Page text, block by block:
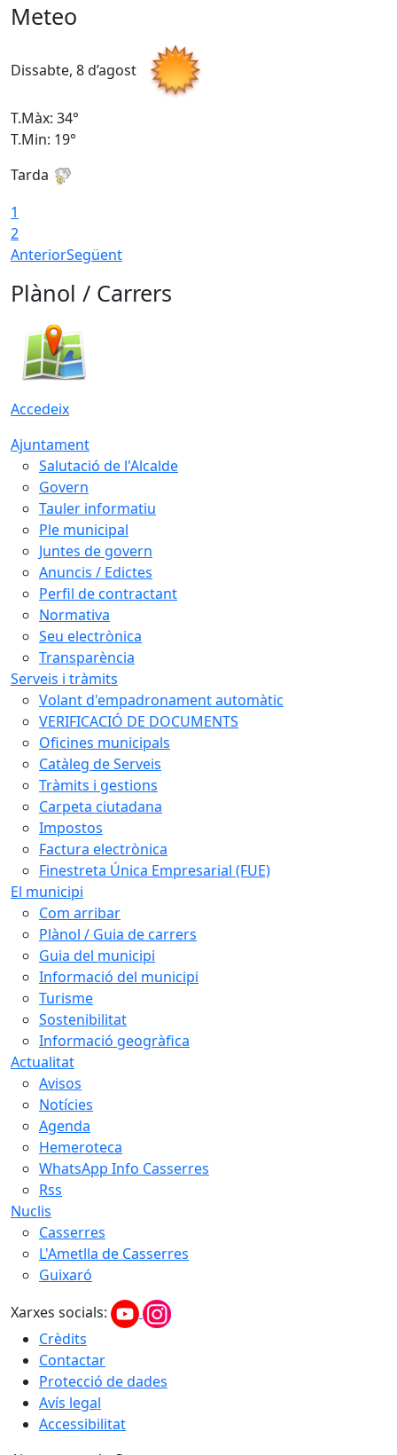
Meteo
Dissabte, 8 d’agost
T.Màx: 34°
T.Min: 19°
Tarda
1
2
AnteriorSegüent
Plànol / Carrers
Accedeix
Ajuntament
Salutació de l'Alcalde
Govern
Tauler informatiu
Ple municipal
Juntes de govern
Anuncis / Edictes
Perfil de contractant
Normativa
Seu electrònica
Transparència
Serveis i tràmits
Volant d'empadronament automàtic
VERIFICACIÓ DE DOCUMENTS
Oficines municipals
Catàleg de Serveis
Tràmits i gestions
Carpeta ciutadana
Impostos
Factura electrònica
Finestreta Única Empresarial (FUE)
El municipi
Com arribar
Plànol / Guia de carrers
Guia del municipi
Informació del municipi
Turisme
Sostenibilitat
Informació geogràfica
Actualitat
Avisos
Notícies
Agenda
Hemeroteca
WhatsApp Info Casserres
Rss
Nuclis
Casserres
L'Ametlla de Casserres
Guixaró
Xarxes socials:
Crèdits
Contactar
Protecció de dades
Avís legal
Accessibilitat